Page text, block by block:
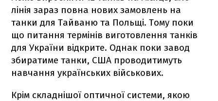
лінія зараз повна нових замовлень на
танки для Тайваню та Польщі. Тому поки
що питання термінів виготовлення танків
для України відкрите. Однак поки завод
збиратиме танки, США проводитимуть
навчання українських військових.
Крім складнішої оптичної системи, якою